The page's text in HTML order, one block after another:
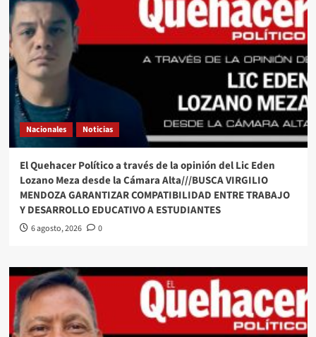
Nacionales Noticias
El Quehacer Político a través de la opinión del Lic Eden
Lozano Meza desde la Cámara Alta///BUSCA VIRGILIO
MENDOZA GARANTIZAR COMPATIBILIDAD ENTRE TRABAJO
Y DESARROLLO EDUCATIVO A ESTUDIANTES
6 agosto, 2026 0